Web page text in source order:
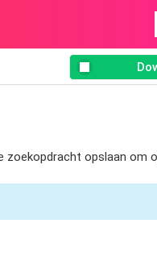
zoekopdracht opslaan om